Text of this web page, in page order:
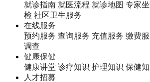
就诊指南 就医流程 就诊地图 专家
检 社区卫生服务
在线服务
预约服务 查询服务 充值服务 缴费
调查
健康保健
健康讲堂 诊疗知识 护理知识 保健
人才招募